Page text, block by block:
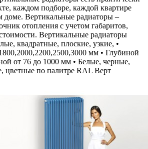
каждом подборе, каждой квартире
доме. Вертикальные радиаторы –
отопления с учетом габаритов,
Вертикальные радиаторы
квадратные, плоские, узкие, •
мм • Глубиной
от 76 до 1000 мм • Белые, черные,
цветные по палитре RAL Верт